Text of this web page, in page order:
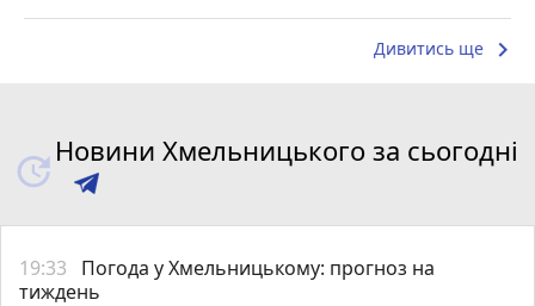
Дивитись ще keyboard_arrow_right
Новини Хмельницького за сьогодні
19:33
Погода у Хмельницькому: прогноз на
тиждень